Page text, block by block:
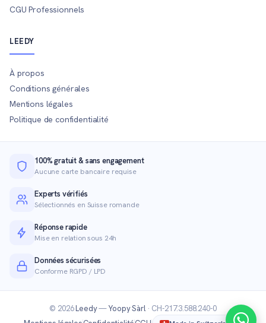
CGU Professionnels
LEEDY
À propos
Conditions générales
Mentions légales
Politique de confidentialité
100% gratuit & sans engagement
Aucune carte bancaire requise
Experts vérifiés
Sélectionnés en Suisse romande
Réponse rapide
Mise en relation sous 24h
Données sécurisées
Conforme RGPD / LPD
© 2026Leedy—Yoopy Sàrl· CH-217.3.588.240-0